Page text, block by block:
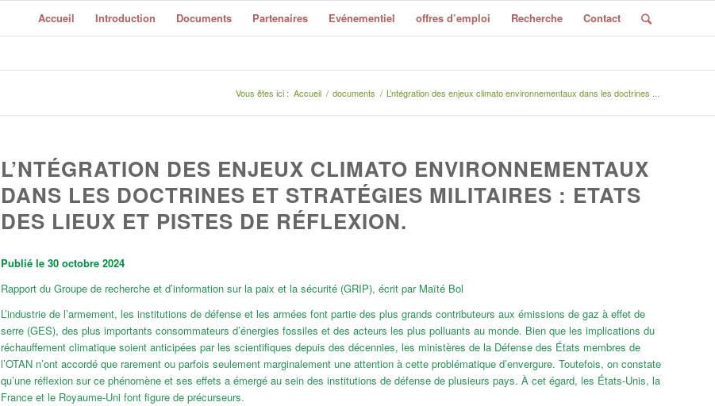
Accueil Introduction Documents Partenaires Evénementiel offres d’emploi Recherche Contact
Vous êtes ici : Accueil / documents / L’ntégration des enjeux climato environnementaux dans les doctrines ...
L’NTÉGRATION DES ENJEUX CLIMATO ENVIRONNEMENTAUX
DANS LES DOCTRINES ET STRATÉGIES MILITAIRES : ETATS
DES LIEUX ET PISTES DE RÉFLEXION.
Publié le 30 octobre 2024
Rapport du Groupe de recherche et d’information sur la paix et la sécurité (GRIP), écrit par Maïté Bol
L’industrie de l’armement, les institutions de défense et les armées font partie des plus grands contributeurs aux émissions de gaz à effet de
serre (GES), des plus importants consommateurs d’énergies fossiles et des acteurs les plus polluants au monde. Bien que les implications du
réchauffement climatique soient anticipées par les scientifiques depuis des décennies, les ministères de la Défense des États membres de
l’OTAN n’ont accordé que rarement ou parfois seulement marginalement une attention à cette problématique d’envergure. Toutefois, on constate
qu’une réflexion sur ce phénomène et ses effets a émergé au sein des institutions de défense de plusieurs pays. À cet égard, les États-Unis, la
France et le Royaume-Uni font figure de précurseurs.